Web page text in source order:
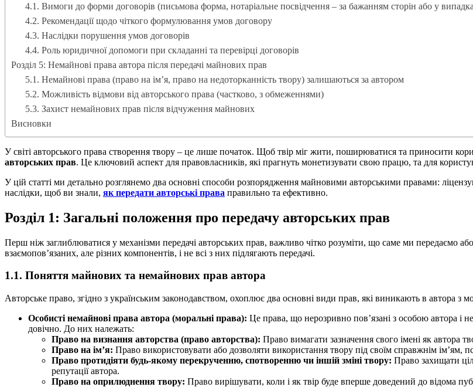
4.1. Вимоги до форми договорів (письмова форма, нотаріальне посвідчення – за бажанням сторін або у
4.2. Рекомендації щодо чіткого формулювання умов договору
4.3. Наслідки порушення умов договорів
4.4. Роль юридичної допомоги при складанні та перевірці договорів
Розділ 5: Немайнові права автора після передачі майнових прав
5.1. Немайнові права (право на ім’я, право на недоторканність твору) залишаються за автором
5.2. Можливість відмови від авторського права (частково, з обмеженнями)
5.3. Захист немайнових прав після відчуження майнових
Висновки
У світі авторського права створення твору – це лише початок. Щоб твір міг жити, поширюватися та приносити
авторських прав. Це ключовий аспект для правовласників, які прагнуть монетизувати свою працю, та для
У цій статті ми детально розглянемо два основні способи розпорядження майновими авторськими правами:
наслідки, щоб ви знали, як передати авторські права правильно та ефективно.
Розділ 1: Загальні положення про передачу авторських прав
Перш ніж заглиблюватися у механізми передачі авторських прав, важливо чітко розуміти, що саме ми передаємо
взаємопов’язаних, але різних компонентів, і не всі з них підлягають передачі.
1.1. Поняття майнових та немайнових прав автора
Авторське право, згідно з українським законодавством, охоплює два основні види прав, які виникають в автора з
Особисті немайнові права автора (моральні права): Це права, що нерозривно пов’язані з особою автора і
довічно. До них належать:
Право на визнання авторства (право авторства): Право вимагати зазначення свого імені як автора
Право на ім’я: Право використовувати або дозволяти використання твору під своїм справжнім ім’ям,
Право протидіяти будь-якому перекрученню, спотворенню чи іншій зміні твору: Право захищати
репутації автора.
Право на оприлюднення твору: Право вирішувати, коли і як твір буде вперше доведений до відома